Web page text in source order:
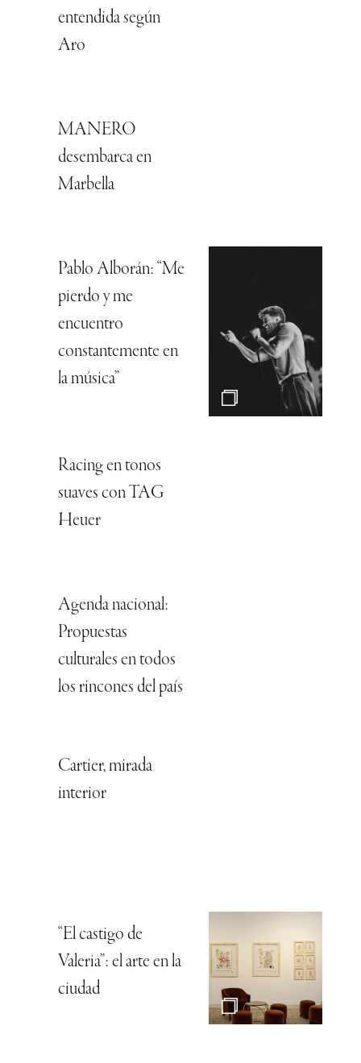
entendida según
Aro
MANERO
desembarca en
Marbella
Pablo Alborán: “Me
pierdo y me
encuentro
constantemente en
la música”
Racing en tonos
suaves con TAG
Heuer
Agenda nacional:
Propuestas
culturales en todos
los rincones del país
Cartier, mirada
interior
“El castigo de
Valeria”: el arte en la
ciudad